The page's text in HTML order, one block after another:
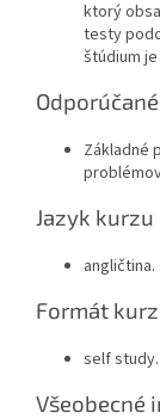
ktorý
testy
štúdium je
Základné
Jazyk kurzu
angličtina.
Formát
self study.
Všeobecné